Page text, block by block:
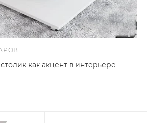
как акцент в интерьере